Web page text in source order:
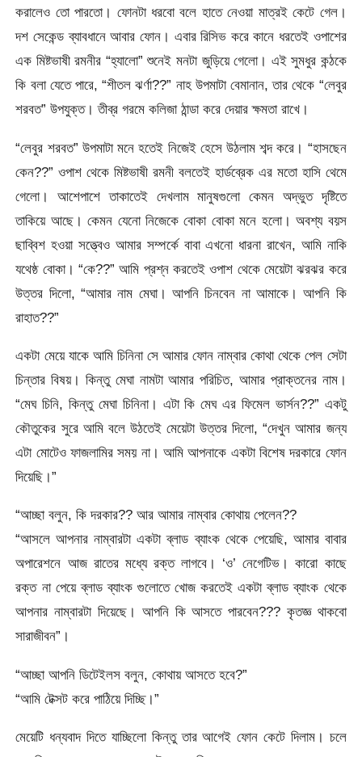
করালেও তো পারতো। ফোনটা ধরবো বলে হাতে নেওয়া মাত্রই কেটে গেল।
দশ সেকেন্ড ব্যাবধানে আবার ফোন। এবার রিসিভ করে কানে ধরতেই ওপাশের
এক মিষ্টভাষী রমনীর “হ্যালো” শুনেই মনটা জুড়িয়ে গেলো। এই সুমধুর কন্ঠকে
কি বলা যেতে পারে, “শীতল ঝর্ণা??” নাহ উপমাটা বেমানান, তার থেকে “লেবুর
শরবত” উপযুক্ত। তীব্র গরমে কলিজা ঠান্ডা করে দেয়ার ক্ষমতা রাখে।
“লেবুর শরবত” উপমাটা মনে হতেই নিজেই হেসে উঠলাম শব্দ করে। “হাসছেন
কেন??” ওপাশ থেকে মিষ্টভাষী রমনী বলতেই হার্ডব্রেক এর মতো হাসি থেমে
গেলো। আশেপাশে তাকাতেই দেখলাম মানুষগুলো কেমন অদ্ভুত দৃষ্টিতে
তাকিয়ে আছে। কেমন যেনো নিজেকে বোকা বোকা মনে হলো। অবশ্য বয়স
ছাব্বিশ হওয়া সত্ত্বেও আমার সম্পর্কে বাবা এখনো ধারনা রাখেন, আমি নাকি
যথেষ্ঠ বোকা। “কে??” আমি প্রশ্ন করতেই ওপাশ থেকে মেয়েটা ঝরঝর করে
উত্তর দিলো, “আমার নাম মেঘা। আপনি চিনবেন না আমাকে। আপনি কি
রাহাত??”
একটা মেয়ে যাকে আমি চিনিনা সে আমার ফোন নাম্বার কোথা থেকে পেল সেটা
চিন্তার বিষয়। কিন্তু মেঘা নামটা আমার পরিচিত, আমার প্রাক্তনের নাম।
“মেঘ চিনি, কিন্তু মেঘা চিনিনা। এটা কি মেঘ এর ফিমেল ভার্সন??” একটু
কৌতুকের সুরে আমি বলে উঠতেই মেয়েটা উত্তর দিলো, “দেখুন আমার জন্য
এটা মোটেও ফাজলামির সময় না। আমি আপনাকে একটা বিশেষ দরকারে ফোন
দিয়েছি।”
“আচ্ছা বলুন, কি দরকার?? আর আমার নাম্বার কোথায় পেলেন??
“আসলে আপনার নাম্বারটা একটা ব্লাড ব্যাংক থেকে পেয়েছি, আমার বাবার
অপারেশনে আজ রাতের মধ্যে রক্ত লাগবে। ‘ও’ নেগেটিভ। কারো কাছে
রক্ত না পেয়ে ব্লাড ব্যাংক গুলোতে খোজ করতেই একটা ব্লাড ব্যাংক থেকে
আপনার নাম্বারটা দিয়েছে। আপনি কি আসতে পারবেন??? কৃতজ্ঞ থাকবো
সারাজীবন”।
“আচ্ছা আপনি ডিটেইলস বলুন, কোথায় আসতে হবে?”
“আমি টেক্সট করে পাঠিয়ে দিচ্ছি।”
মেয়েটি ধন্যবাদ দিতে যাচ্ছিলো কিন্তু তার আগেই ফোন কেটে দিলাম। চলে